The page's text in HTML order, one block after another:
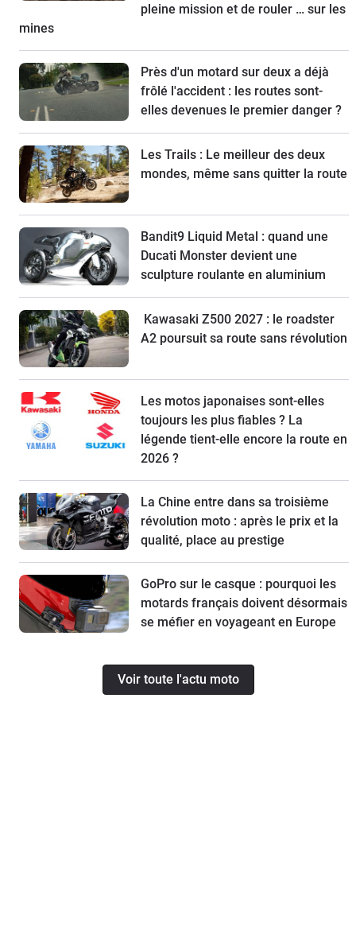
pleine mission et de rouler … sur les
mines
Près d'un motard sur deux a déjà
frôlé l'accident : les routes sont-
elles devenues le premier danger ?
Les Trails : Le meilleur des deux
mondes, même sans quitter la route
Bandit9 Liquid Metal : quand une
Ducati Monster devient une
sculpture roulante en aluminium
Kawasaki Z500 2027 : le roadster
A2 poursuit sa route sans révolution
Les motos japonaises sont-elles
toujours les plus fiables ? La
légende tient-elle encore la route en
2026 ?
La Chine entre dans sa troisième
révolution moto : après le prix et la
qualité, place au prestige
GoPro sur le casque : pourquoi les
motards français doivent désormais
se méfier en voyageant en Europe
Voir toute l'actu moto